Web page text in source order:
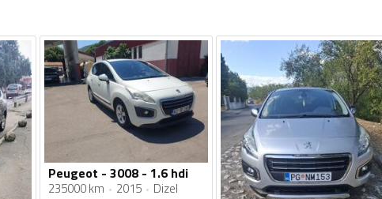
Peugeot - 3008 - 1.6 hdi
235000 km 2015 Dizel